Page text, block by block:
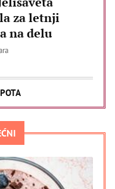
za letnji
na delu